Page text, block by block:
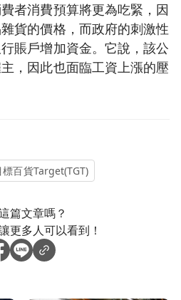
者消費預算將更為吃緊，因
貨的價格，而政府的刺激性
賬戶增加資金。它說，該公
，因此也面臨工資上漲的壓
標百貨Target(TGT)
篇文章嗎？
更多人可以看到！